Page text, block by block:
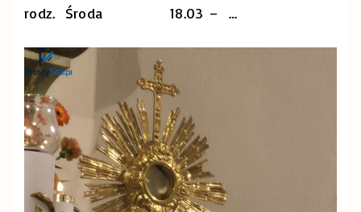
rodz. Środa 18.03 –…